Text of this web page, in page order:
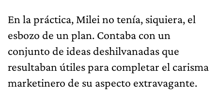
En la práctica, Milei no tenía, siquiera, el
esbozo de un plan. Contaba con un
conjunto de ideas deshilvanadas que
resultaban útiles para completar el carisma
marketinero de su aspecto extravagante.